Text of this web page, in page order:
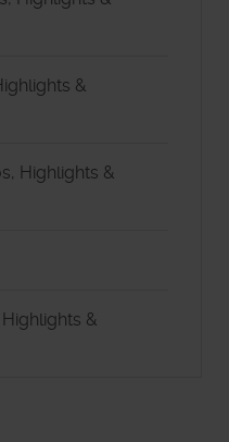
&
Highlights &
&